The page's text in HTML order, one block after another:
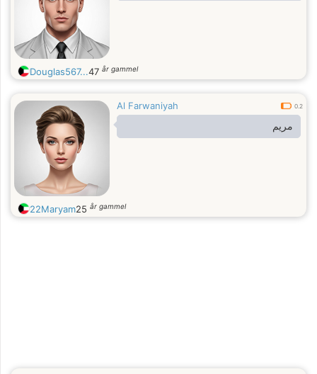
Douglas567...47 år gammel
Al Farwaniyah 0.2
مريم
22Maryam25 år gammel